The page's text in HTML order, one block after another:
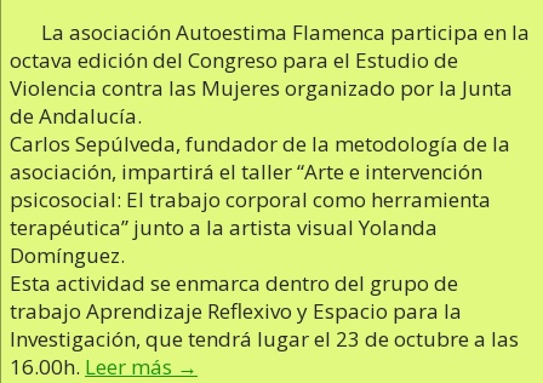
La asociación Autoestima Flamenca participa en la
octava edición del Congreso para el Estudio de
Violencia contra las Mujeres organizado por la Junta
de Andalucía.
Carlos Sepúlveda, fundador de la metodología de la
asociación, impartirá el taller “Arte e intervención
psicosocial: El trabajo corporal como herramienta
terapéutica” junto a la artista visual Yolanda
Domínguez.
Esta actividad se enmarca dentro del grupo de
trabajo Aprendizaje Reflexivo y Espacio para la
Investigación, que tendrá lugar el 23 de octubre a las
16.00h. Leer más →